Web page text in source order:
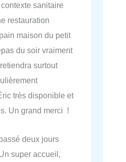
sanitaire
restauration
maison du petit
du soir vraiment
surtout
très disponible et
Un grand merci !
deux jours
super accueil,